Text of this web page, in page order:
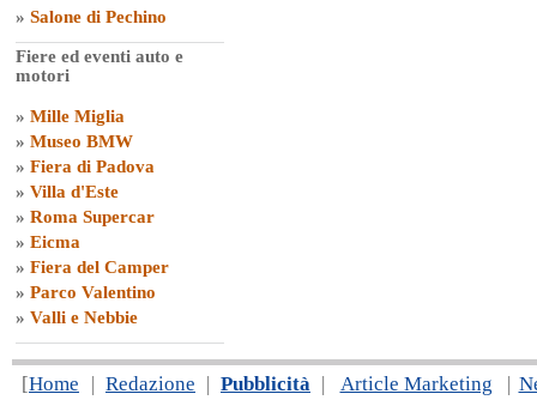
» Salone di Pechino
Fiere ed eventi auto e
motori
» Mille Miglia
» Museo BMW
» Fiera di Padova
» Villa d'Este
» Roma Supercar
» Eicma
» Fiera del Camper
» Parco Valentino
» Valli e Nebbie
[Home | Redazione | Pubblicità | Article Marketing |